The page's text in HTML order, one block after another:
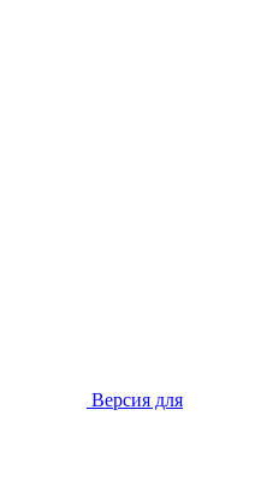
Версия для